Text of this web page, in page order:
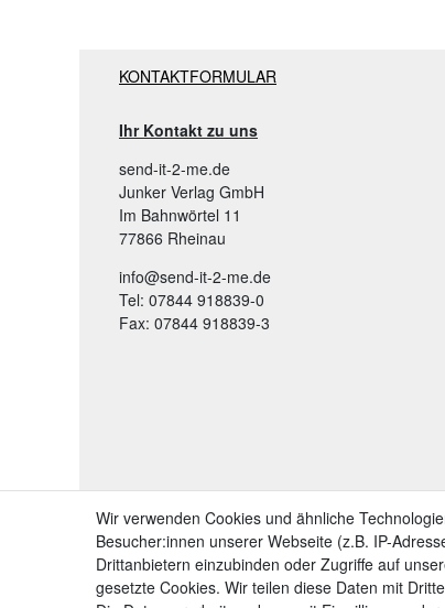
KONTAKTFORMULAR
Ihr Kontakt zu uns
send-it-2-me.de
Junker Verlag GmbH
Im Bahnwörtel 11
77866 Rheinau
info@send-it-2-me.de
Tel: 07844 918839-0
Fax: 07844 918839-3
Wir verwenden Cookies und ähnliche
Besucher:innen unserer Webseite (z.B. IP-
Drittanbietern einzubinden oder Zugriffe auf
gesetzte Cookies. Wir teilen diese Daten mit